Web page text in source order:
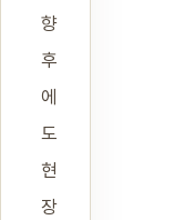
향
후
에
도
현
장